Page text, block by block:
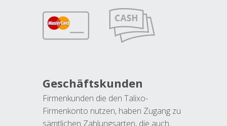
Geschäftskunden
Firmenkunden die den Talixo-
Firmenkonto nutzen, haben Zugang zu
sämtlichen Zahlungsarten, die auch